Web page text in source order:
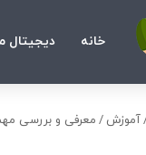
خانه دیجیتال
آموزش / معرفی و بررسی